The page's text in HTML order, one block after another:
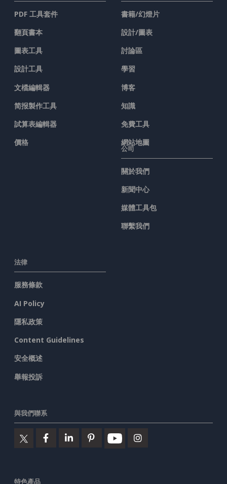
PDF 工具套件
翻頁書本
圖表工具
設計工具
文檔編輯器
简报製作工具
試算表編輯器
價格
書籍/幻燈片
設計/圖表
討論區
學習
博客
知識
免費工具
網站地圖
公司
關於我們
新聞中心
媒體工具包
聯繫我們
法律
服務條款
AI Policy
隱私政策
Content Guidelines
安全概述
舉報投訴
與我們聯系
特色產品